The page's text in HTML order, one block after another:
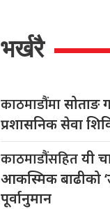
भर्खरै
काठमाडौंमासोताङ
प्रशासनिक सेवा
काठमाडौंसहितयी
आकस्मिक बाढीको
पूर्वानुमान